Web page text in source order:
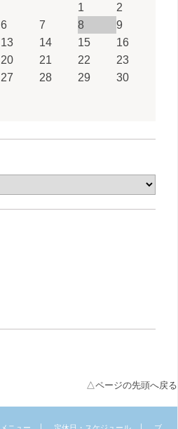
1
2
6 7 8
9
13 14 15
16
20 21 22
23
27 28 29
30
△ページの先頭へ戻る
メニュー 定休日・スケジュール ブ